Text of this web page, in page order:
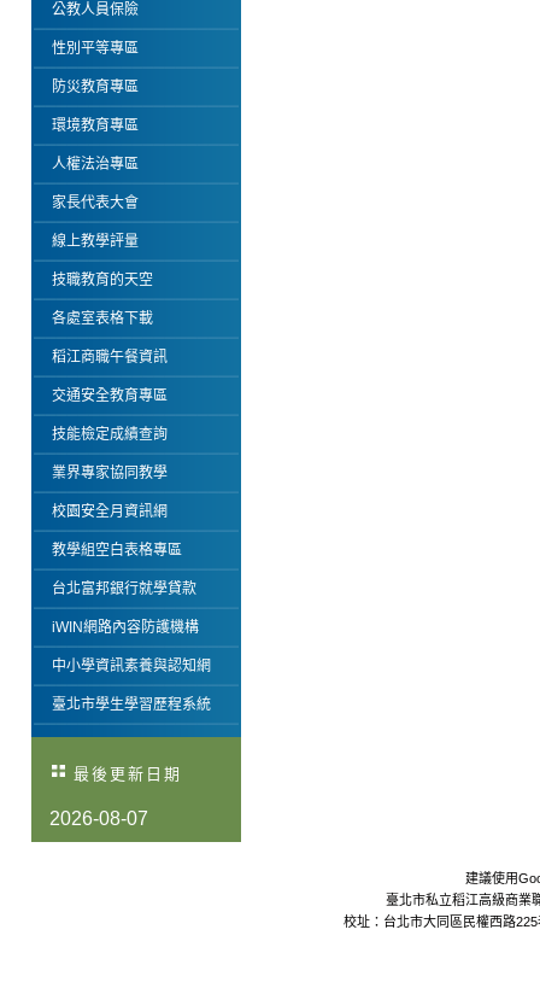
公教人員保險
性別平等專區
防災教育專區
環境教育專區
人權法治專區
家長代表大會
線上教學評量
技職教育的天空
各處室表格下載
稻江商職午餐資訊
交通安全教育專區
技能檢定成績查詢
業界專家協同教學
校園安全月資訊網
教學組空白表格專區
台北富邦銀行就學貸款
iWIN網路內容防護機構
中小學資訊素養與認知網
臺北市學生學習歷程系統
最後更新日期
2026-08-07
建議使用
臺北市私立稻江高級商業
校址：台北市大同區民權西路